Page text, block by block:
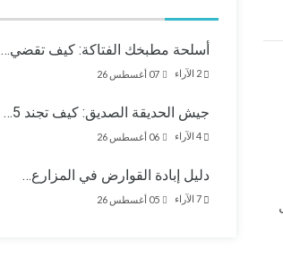
أسلحة مطبخك الفتاكة: كيف تقضي…
07 أغسطس 26 الآراء
جيش الحديقة الصديق: كيف تجند 5…
06 أغسطس 26 الآراء
دليل إبادة القوارض في المزارع…
05 أغسطس 26 الآراء